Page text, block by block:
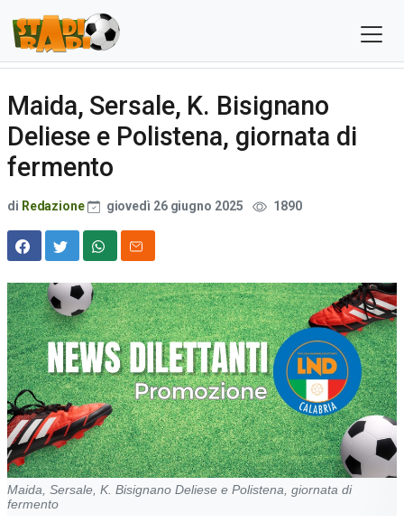
Maida, Sersale, K. Bisignano
Deliese e Polistena, giornata di
fermento
di Redazione giovedì 26 giugno 2025 1890
Maida, Sersale, K. Bisignano Deliese e Polistena, giornata di
fermento